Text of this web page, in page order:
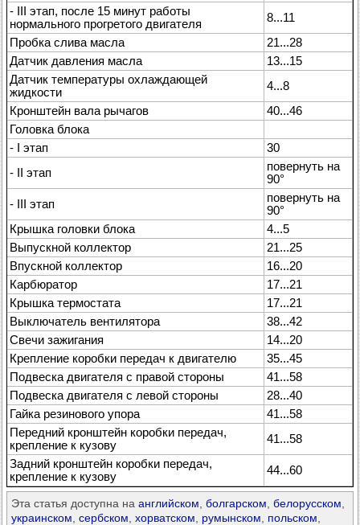
- III этап, после 15 минут работы
нормального прогретого двигателя
8...11
Пробка слива масла
21...28
Датчик давления масла
13...15
Датчик температуры охлаждающей
жидкости
4...8
Кронштейн вала рычагов
40...46
Головка блока
- I этап
30
- II этап
повернуть на
90°
- III этап
повернуть на
90°
Крышка головки блока
4...5
Выпускной коллектор
21...25
Впускной коллектор
16...20
Карбюратор
17...21
Крышка термостата
17...21
Выключатель вентилятора
38...42
Свечи зажигания
14...20
Крепление коробки передач к двигателю
35...45
Подвеска двигателя с правой стороны
41...58
Подвеска двигателя с левой стороны
28...40
Гайка резинового упора
41...58
Передний кронштейн коробки передач,
крепление к кузову
41...58
Задний кронштейн коробки передач,
крепление к кузову
44...60
Эта статья доступна на английском болгарском белорусском
украинском сербском хорватском румынском польском